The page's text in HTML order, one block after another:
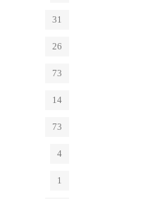
31
26
73
14
73
4
1